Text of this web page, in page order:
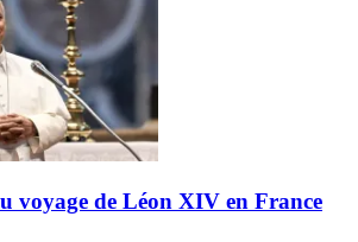
voyage de Léon XIV en France